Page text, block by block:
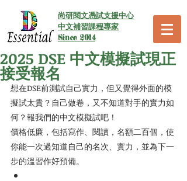
尚研閱文憑試支援中心
中文補習課程專家
Since 2014
2025 DSE 中文模擬試現正
接受報名
想在DSE前測試自己實力，但又覺得外面的模
擬試太貴？自己做卷，又不知道對手的實力如
何？報我們的中文模擬試吧！
價格低廉，包括寫作、閱讀，名額二百個，使
你能一次過知道自己的名次、實力，並為下一
步的溫習作好預備。